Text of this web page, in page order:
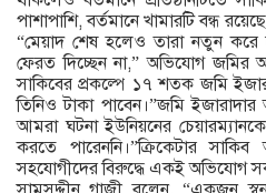
পাশাপাশি, বর্তমানে খামারটি বন্ধ
“মেয়াদ শেষ হলেও তারা নতুন
ফেরত দিচ্ছেন না,” অভিযোগ
সাকিবের প্রকল্পে ১৭ শতক জমি
তিনিও টাকা পাবেন।”জমি
আমরা ঘটনা ইউনিয়নের
করতে পারেননি।”ক্রিকেটার
সহযোগীদের বিরুদ্ধে একই অভিযোগ